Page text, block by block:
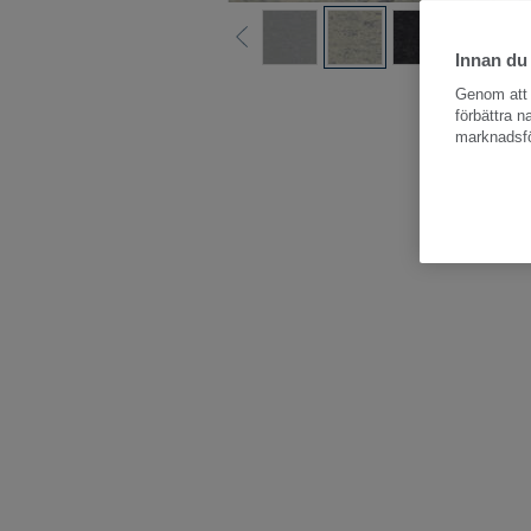
Hela
Innan
Genom
förbättra